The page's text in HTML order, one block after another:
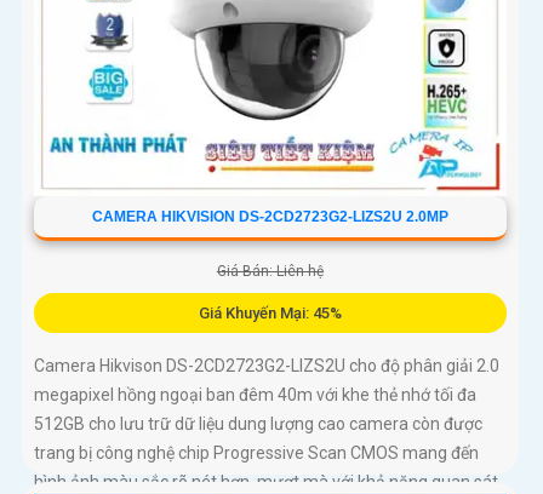
CAMERA HIKVISION DS-2CD2723G2-LIZS2U 2.0MP
Giá Bán: Liên hệ
Giá Khuyến Mại: 45%
Camera Hikvison DS-2CD2723G2-LIZS2U cho độ phân giải 2.0
megapixel hồng ngoại ban đêm 40m với khe thẻ nhớ tối đa
512GB cho lưu trữ dữ liệu dung lượng cao camera còn được
trang bị công nghệ chip Progressive Scan CMOS mang đến
hình ảnh màu sắc rõ nét hơn, mượt mà với khả năng quan sát